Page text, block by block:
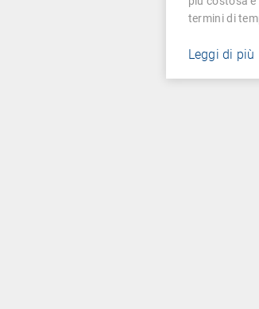
termini di
Leggi di più